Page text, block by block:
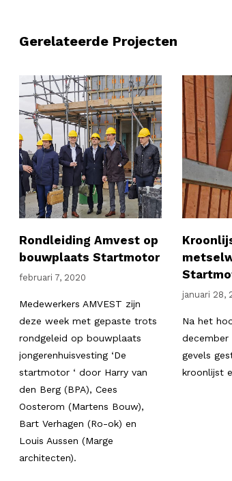
Gerelateerde Projecten
Rondleiding Amvest op
bouwplaats Startmotor
februari 7, 2020
Medewerkers AMVEST zijn
deze week met gepaste trots
rondgeleid op bouwplaats
jongerenhuisvesting ‘De
startmotor ‘ door Harry van
den Berg (BPA), Cees
Oosterom (Martens Bouw),
Bart Verhagen (Ro-ok) en
Louis Aussen (Marge
architecten).
januari 28,
Na het
december
gevels
kroonlijst